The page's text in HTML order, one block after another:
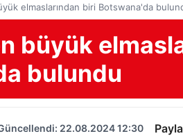
elmaslarından biri Botswana'da
büyük
bulundu
22.08.2024 12:30